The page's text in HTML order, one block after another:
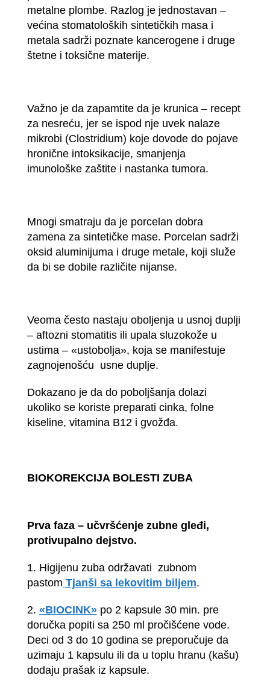
metalne plombe. Razlog je jednostavan –
većina stomatoloških sintetičkih masa i
metala sadrži poznate kancerogene i druge
štetne i toksične materije.
Važno je da zapamtite da je krunica – recept
za nesreću, jer se ispod nje uvek nalaze
mikrobi (Clostridium) koje dovode do pojave
hronične intoksikacije, smanjenja
imunološke zaštite i nastanka tumora.
Mnogi smatraju da je porcelan dobra
zamena za sintetičke mase. Porcelan sadrži
oksid aluminijuma i druge metale, koji služe
da bi se dobile različite nijanse.
Veoma često nastaju oboljenja u usnoj duplji
– aftozni stomatitis ili upala sluzokože u
ustima – «ustobolja», koja se manifestuje
zagnojenošću usne duplje.
Dokazano je da do poboljšanja dolazi
ukoliko se koriste preparati cinka, folne
kiseline, vitamina B12 i gvožđa.
BIOKOREKCIJA BOLESTI ZUBA
Prva faza – učvršćenje zubne gleđi,
protivupalno dejstvo.
1. Higijenu zuba održavati zubnom
pastom Tjanši sa lekovitim biljem.
2. «BIOCINK»po 2 kapsule 30 min. pre
doručka popiti sa 250 ml pročišćene vode.
Deci od 3 do 10 godina se preporučuje da
uzimaju 1 kapsulu ili da u toplu hranu (kašu)
dodaju prašak iz kapsule.